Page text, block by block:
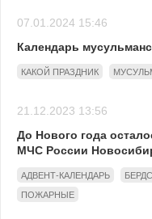
07.01.2024 15:46
Календарь
КАКОЙ ПРАЗДНИК
21.12.2023 13:56
До Нового года
МЧС России
АДВЕНТ-КАЛЕНДАРЬ
ПОЖАРНЫЕ